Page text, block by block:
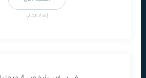
إعداد مجاني